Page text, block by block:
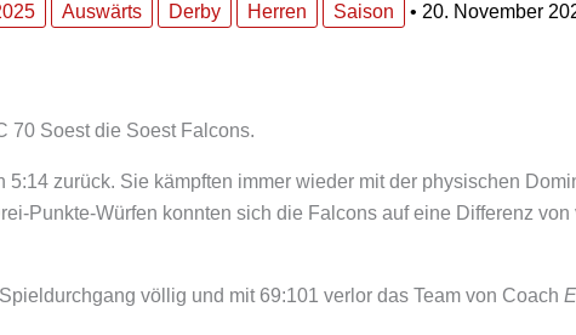
Auswärts Derby Herren Saison • 20. November
70 Soest die Soest Falcons.
zurück. Sie kämpften immer wieder mit der physischen
Punkte-Würfen konnten sich die Falcons auf eine Differenz
völlig und mit 69:101 verlor das Team von Coach